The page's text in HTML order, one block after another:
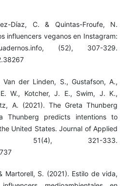
Díaz, C. & Quintas-Froufe, N.
influencers veganos en Instagram:
(52), 307-329.
der Linden, S., Gustafson, A.,
W., Kotcher, J. E., Swim, J. K.,
A. (2021). The Greta Thunberg
Thunberg predicts intentions to
United States. Journal of Applied
51(4), 321-333.
Martorell, S. (2021). Estilo de vida,